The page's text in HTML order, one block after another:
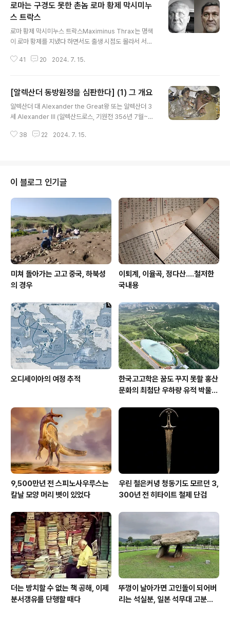
로마는 구경도 못한 촌놈 로마 황제 막시미누
스 트락스
로마 황제 막시미누스 트락스Maximinus Thrax는 명색
이 로마 황제를 지냈다 하면서도 출생 시점도 몰라서 서기
기 238년 6월에 훅 갔다. 것도 뒤에서 보듯이 뻘짓하다 갔
서 느닷없이 황제가 되었다가 238년에 훅 갔다. 믿기지 않
지만 그는 사병 출신 첫 로마 황제다. 나아가 초대 옥타비아
누스 이래 로마 왕정에서 첫 번째 바바리안 야만인 출신 황
마는 구경도 못한 첫 번째 황제다. 도대체 어찌된 셈일까?
41 20 2024. 7. 15.
[알렉산더 동방원정을 심판한다] (1) 그 개요
알렉산더 대 Alexander the Great왕 또는 알렉산더 3
세 Alexander III (알렉산드로스, 기원전 356년 7월~기
6~323)이자 고대의 가장 위대한 군사 지도자 중 한 명이
다. 기원전 336년 암살된 아버지 뒤를 이어 즉위해서는 테
살리아Thessaly와 트라키아Thrace를 빠르게 정복하고
신전과 핀다르 집house of Pindar을 제외하고는 테베T
hebes를 잔인하게 파괴했다. 이 가혹한 방법을 본 다른
그리스 국가들이 굴복했다. 기원전 334년에는 페..
38 22 2024. 7. 15.
이 블로그 인기글
미쳐 돌아가는 고고 중국, 하북성
의 경우
이퇴계, 이율곡, 정다산....철저한
국내용
오디세이아의 여정 추적
한국고고학은 꿈도 꾸지 못할 홍산
문화의 최첨단 우하량 유적 박물관
9,500만년 전 스피노사우루스는
칼날 모양 머리 볏이 있었다
우린 철은커녕 청동기도 모르던 3,
300년 전 히타이트 철제 단검
더는 방치할 수 없는 책 공해, 이제
분서갱유를 단행할 때다
뚜껑이 날아가면 고인돌이 되어버
리는 석실분, 일본 석무대 고분의